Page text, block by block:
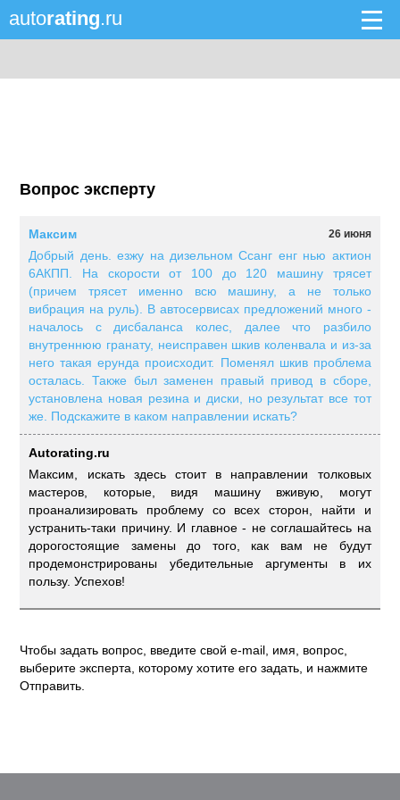
autorating.ru
Вопрос эксперту
26 июня
Максим
Добрый день. езжу на дизельном Ссанг енг нью актион
6АКПП. На скорости от 100 до 120 машину трясет
(причем трясет именно всю машину, а не только
вибрация на руль). В автосервисах предложений много -
началось с дисбаланса колес, далее что разбило
внутреннюю гранату, неисправен шкив коленвала и из-за
него такая ерунда происходит. Поменял шкив проблема
осталась. Также был заменен правый привод в сборе,
установлена новая резина и диски, но результат все тот
же. Подскажите в каком направлении искать?
Autorating.ru
Максим, искать здесь стоит в направлении толковых
мастеров, которые, видя машину вживую, могут
проанализировать проблему со всех сторон, найти и
устранить-таки причину. И главное - не соглашайтесь на
дорогостоящие замены до того, как вам не будут
продемонстрированы убедительные аргументы в их
пользу. Успехов!
Чтобы задать вопрос, введите свой e-mail, имя, вопрос,
выберите эксперта, которому хотите его задать, и нажмите
Отправить.